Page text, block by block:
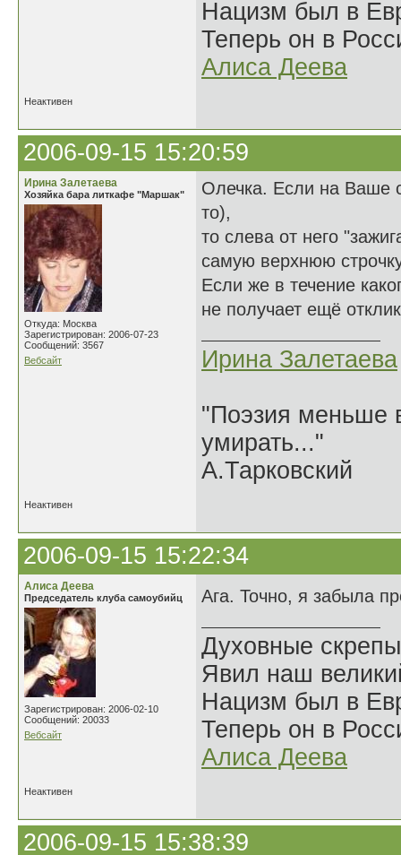
Нацизм был в
Теперь он в
Алиса Деева
Неактивен
2006-09-15 15:20:59
Ирина Залетаева
Хозяйка бара литкафе "Маршак"
Откуда: Москва
Зарегистрирован: 2006-07-23
Сообщений: 3567
Вебсайт
Олечка. Если на Ваше
то),
то слева от него
самую верхнюю
Если же в течение
не получает ещё
Ирина Залетаева
"Поэзия меньше
умирать..."
А.Тарковский
Неактивен
2006-09-15 15:22:34
Алиса Деева
Председатель клуба самоубийц
Зарегистрирован: 2006-02-10
Сообщений: 20033
Вебсайт
Ага. Точно, я забыла
Духовные
Явил наш
Нацизм был в
Теперь он в
Алиса Деева
Неактивен
2006-09-15 15:38:39